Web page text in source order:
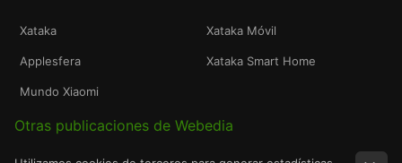
Xataka Xataka Móvil
Applesfera Xataka Smart Home
Mundo Xiaomi
Otras publicaciones de Webedia